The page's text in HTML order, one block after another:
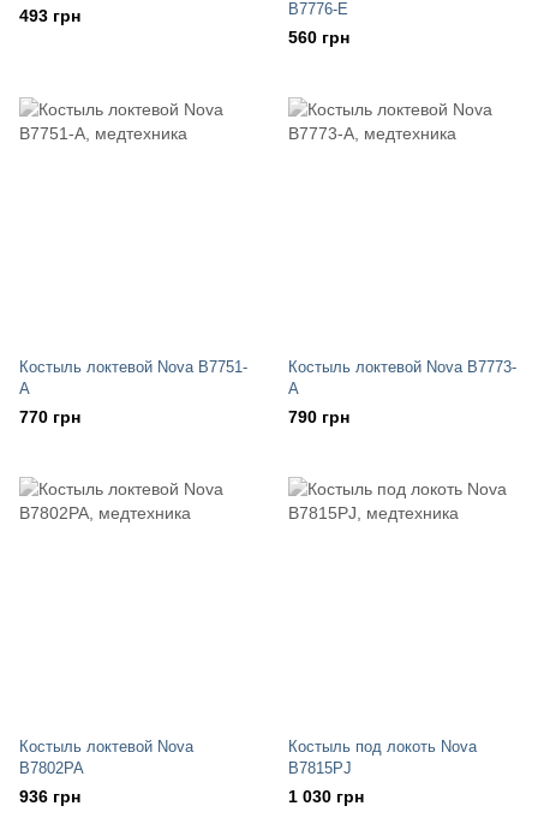
493 грн
B7776-E
560 грн
Костыль локтевой Nova B7751-
A
770 грн
Костыль локтевой Nova B7773-
A
790 грн
Костыль локтевой Nova
B7802PA
936 грн
Костыль под локоть Nova
B7815PJ
1 030 грн